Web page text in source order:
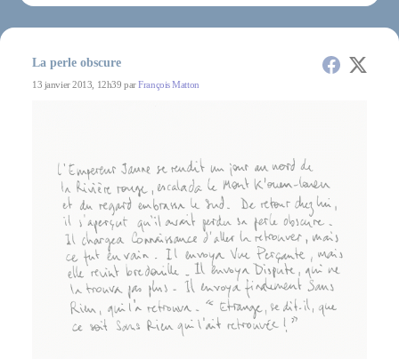
La perle obscure
13 janvier 2013, 12h39 parFrançois Matton